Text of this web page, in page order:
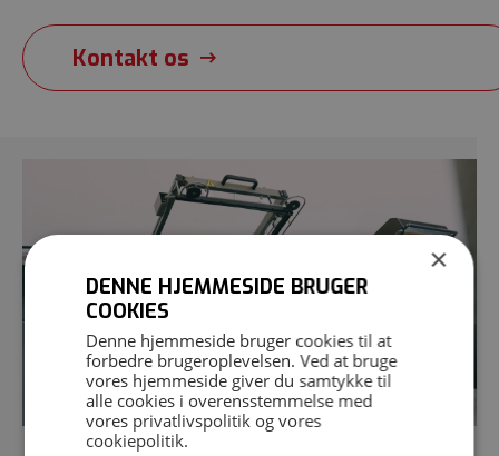
Kontakt os
×
DENNE HJEMMESIDE BRUGER
COOKIES
Denne hjemmeside bruger cookies til at
forbedre brugeroplevelsen. Ved at bruge
vores hjemmeside giver du samtykke til
alle cookies i overensstemmelse med
vores privatlivspolitik og vores
cookiepolitik.